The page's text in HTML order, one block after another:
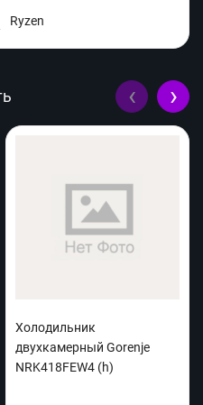
Ryzen
Холодильник
двухкамерный Gorenje
NRK418FEW4 (h)
‹ ›